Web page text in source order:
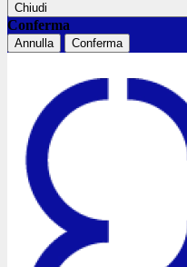
Chiudi
Conferma
Annulla Conferma